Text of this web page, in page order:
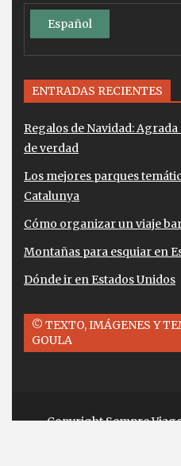
Español
ENTRADAS RECIENTES
Regalos de Navidad:
de verdad
Los mejores parques
Catalunya
Cómo organizar un viaje
Montañas para esquiar en
Dónde ir en Estados Unidos
© TEXTO, IMÁGENES Y
GOULA
Copyright Sempre